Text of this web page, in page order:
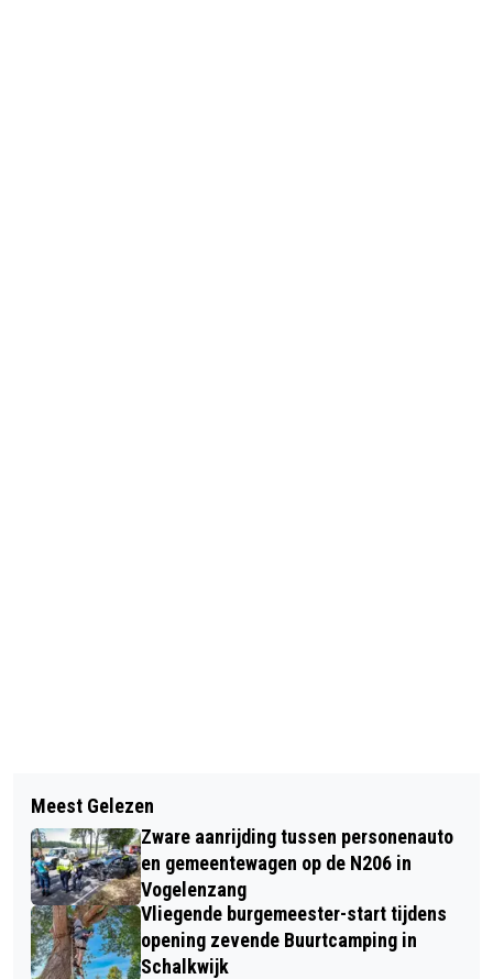
CREATIEF ECHTPAAR UIT
BENNEBROEK EXPOSEERT BIJ
WELZIJN BLOEMENDAAL
VENTILATOR IN DE BRAND IN
BADKAMER BELLAMYLAAN
AERDENHOUT
Meest Gelezen
Zware aanrijding tussen personenauto
en gemeentewagen op de N206 in
Vogelenzang
Vliegende burgemeester-start tijdens
opening zevende Buurtcamping in
Schalkwijk